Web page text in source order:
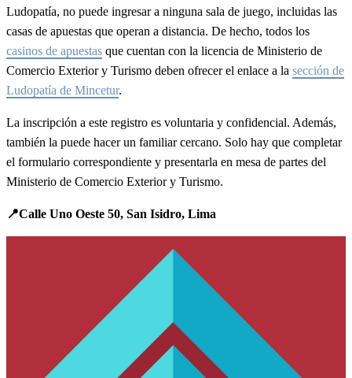
Ludopatía, no puede ingresar a ninguna sala de juego, incluidas las
casas de apuestas que operan a distancia. De hecho, todos los
casinos de apuestas que cuentan con la licencia de Ministerio de
Comercio Exterior y Turismo deben ofrecer el enlace a la sección de
Ludopatía de Mincetur.
La inscripción a este registro es voluntaria y confidencial. Además,
también la puede hacer un familiar cercano. Solo hay que completar
el formulario correspondiente y presentarla en mesa de partes del
Ministerio de Comercio Exterior y Turismo.
📍Calle Uno Oeste 50, San Isidro, Lima